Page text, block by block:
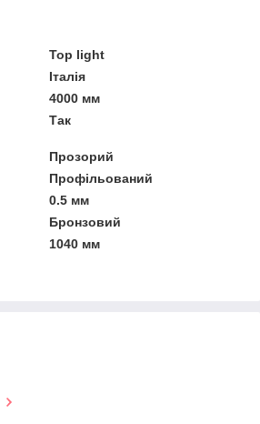
Top light
Італія
4000 мм
Так
Прозорий
Профільований
0.5 мм
Бронзовий
1040 мм